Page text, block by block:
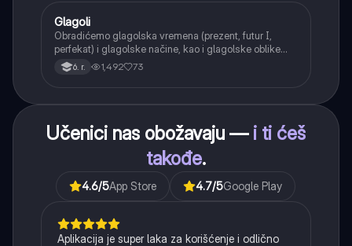
Srpski jezik
Glagoli
Obradićemo glagolska vremena (prezent, futur I,
perfekat) i glagolske načine, kao i glagolske oblike
(infinitiv, glagolski pridevi i prilozi) i glagolski vid
(svršeni i nesvršeni).
6. r. 1,492 73
Učenici nas obožavaju — i ti ćeš
takođe.
4.6/5App Store 4.7/5Google Play
Aplikacija je super laka za korišćenje i odlično